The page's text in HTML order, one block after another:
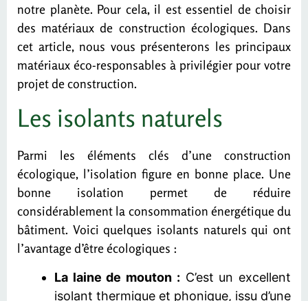
notre planète. Pour cela, il est essentiel de choisir
des matériaux de construction écologiques. Dans
cet article, nous vous présenterons les principaux
matériaux éco-responsables à privilégier pour votre
projet de construction.
Les isolants naturels
Parmi les éléments clés d’une construction
écologique, l’isolation figure en bonne place. Une
bonne isolation permet de réduire
considérablement la consommation énergétique du
bâtiment. Voici quelques isolants naturels qui ont
l’avantage d’être écologiques :
La laine de mouton : C’est un excellent
isolant thermique et phonique, issu d’une